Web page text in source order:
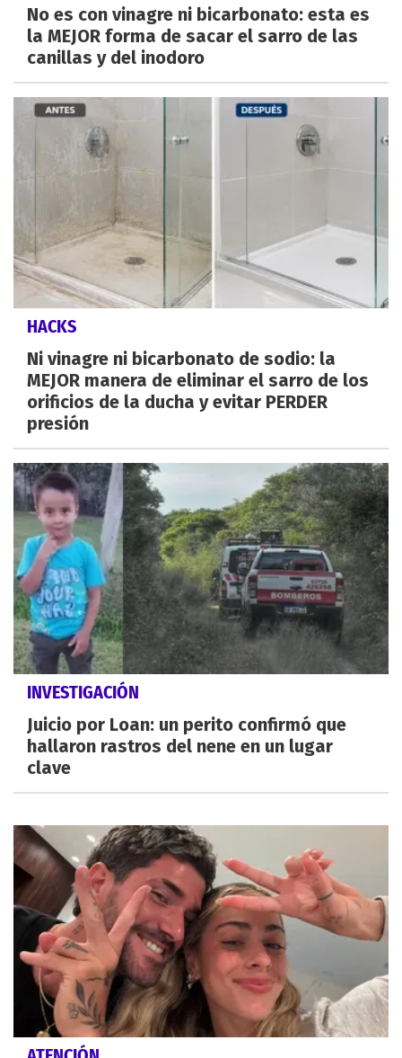
No es con vinagre ni bicarbonato: esta es
la MEJOR forma de sacar el sarro de las
canillas y del inodoro
HACKS
Ni vinagre ni bicarbonato de sodio: la
MEJOR manera de eliminar el sarro de los
orificios de la ducha y evitar PERDER
presión
INVESTIGACIÓN
Juicio por Loan: un perito confirmó que
hallaron rastros del nene en un lugar
clave